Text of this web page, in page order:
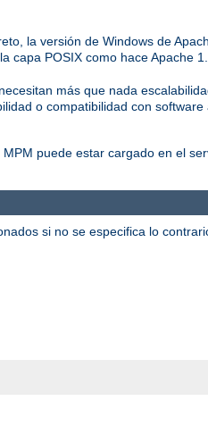
la versión de Windows de
capa POSIX como hace Apache
más que nada
o compatibilidad con software
puede estar cargado en el
si no se especifica lo